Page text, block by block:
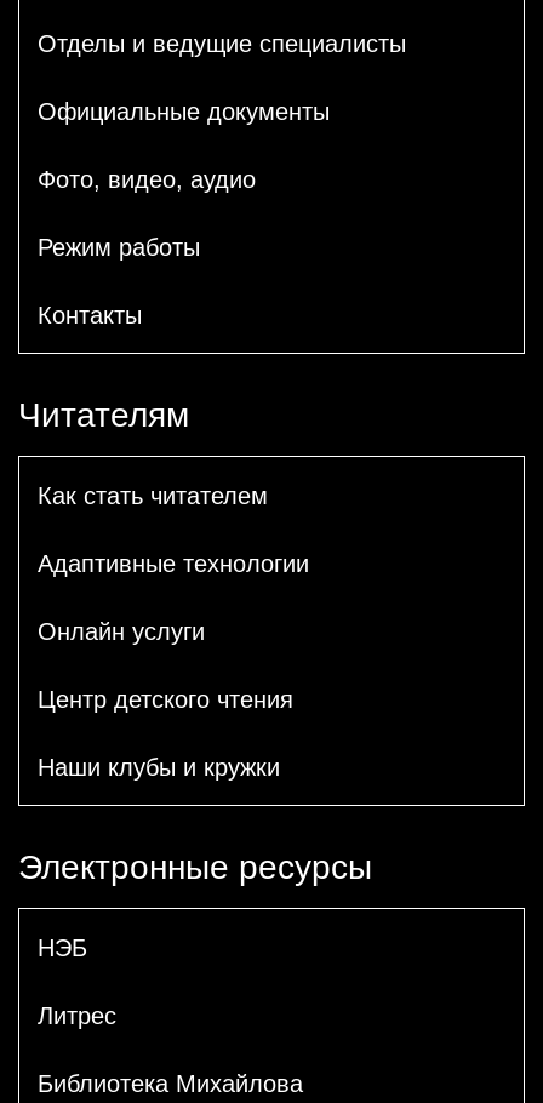
Отделы и ведущие специалисты
Официальные документы
Фото, видео, аудио
Режим работы
Контакты
Читателям
Как стать читателем
Адаптивные технологии
Онлайн услуги
Центр детского чтения
Наши клубы и кружки
Электронные ресурсы
НЭБ
Литрес
Библиотека Михайлова